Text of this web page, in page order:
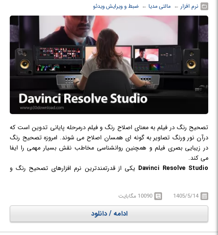
نرم افزار ← ‏ مالتی مدیا ← ‏ ضبط و ویرایش ویدئو
تصحیح رنگ در فیلم به معنای اصلاح رنگ و فیلم درمرحله پایانی تدوین است که
درآن نور ورنگ تصاویر به گونه ای همسان اصلاح می شوند. امروزه تصحیح رنگ
در زیبایی بصری فیلم و همچنین روانشناسی مخاطب نقش بسیار مهمی را ایفا
می کند.
Davinci Resolve Studio یکی از قدرتمندترین نرم افزارهای تصحیح رنگ و
اصلاح رنگ (Color Correction) قرار داده است. با استفاده از این نرم افزار حرفه
ای، هزاران قابلیت و امکانات ویژه فقط و فقط برای اصلاح رنگ، در اختیار خواهید
داشت تا بتوانید به بهترین نحو ممکن خروجی مناسبی از ویدیو‌های خود به
دست آورید. لازم به ذکر است Davinci Resolve Studio از سه بخش تشکیل
1405/5/14 10090 مگابایت
ادامه / دانلود